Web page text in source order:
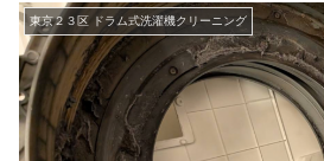
東京２３区 ドラム式洗濯機クリーニング